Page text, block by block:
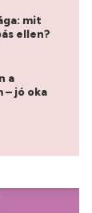
mit
ellen?
a
jó oka